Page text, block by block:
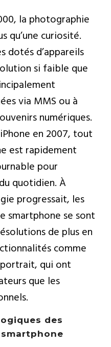
la photographie
qu’une curiosité.
dotés d’appareils
si faible que
via MMS ou à
numériques.
en 2007, tout
est rapidement
pour
quotidien. À
progressait, les
smartphone se sont
de plus en
comme
qui ont
que les
des